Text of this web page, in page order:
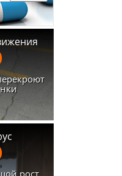
рост